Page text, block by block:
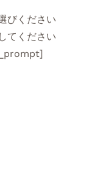
びください
てください